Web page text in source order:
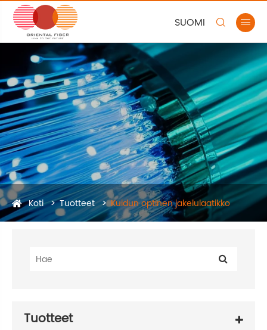
SUOMI  
Koti Tuotteet Kuidun optinen jakelulaatikko
Tuotteet